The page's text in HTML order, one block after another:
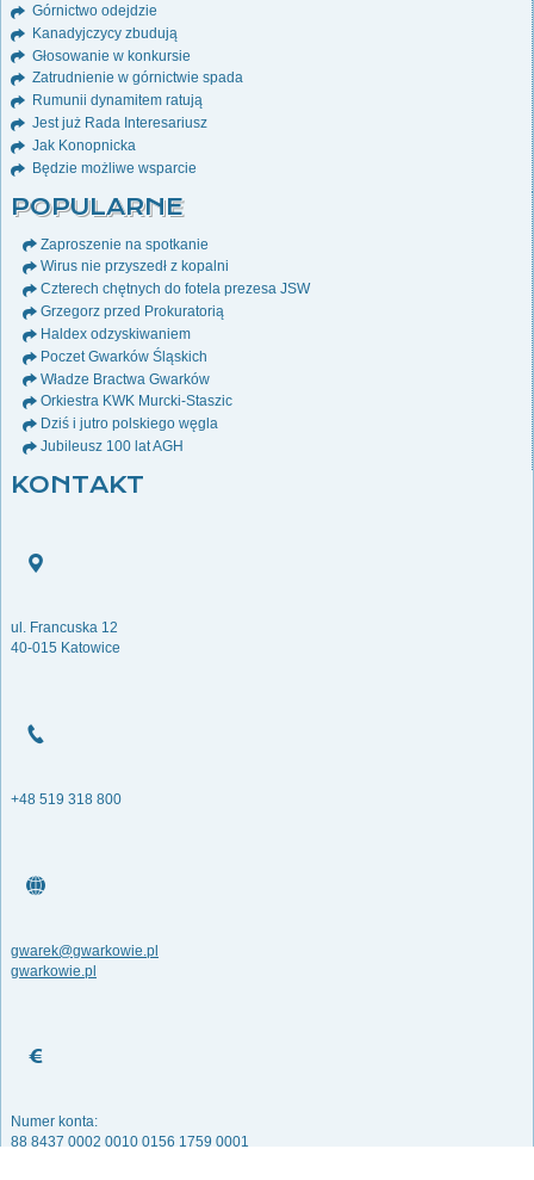
Górnictwo odejdzie
Kanadyjczycy zbudują
Głosowanie w konkursie
Zatrudnienie w górnictwie spada
Rumunii dynamitem ratują
Jest już Rada Interesariusz
Jak Konopnicka
Będzie możliwe wsparcie
POPULARNE
Zaproszenie na spotkanie
Wirus nie przyszedł z kopalni
Czterech chętnych do fotela prezesa JSW
Grzegorz przed Prokuratorią
Haldex odzyskiwaniem
Poczet Gwarków Śląskich
Władze Bractwa Gwarków
Orkiestra KWK Murcki-Staszic
Dziś i jutro polskiego węgla
Jubileusz 100 lat AGH
KONTAKT
ul. Francuska 12
40-015 Katowice
+48 519 318 800
gwarek@gwarkowie.pl
gwarkowie.pl
Numer konta:
88 8437 0002 0010 0156 1759 0001